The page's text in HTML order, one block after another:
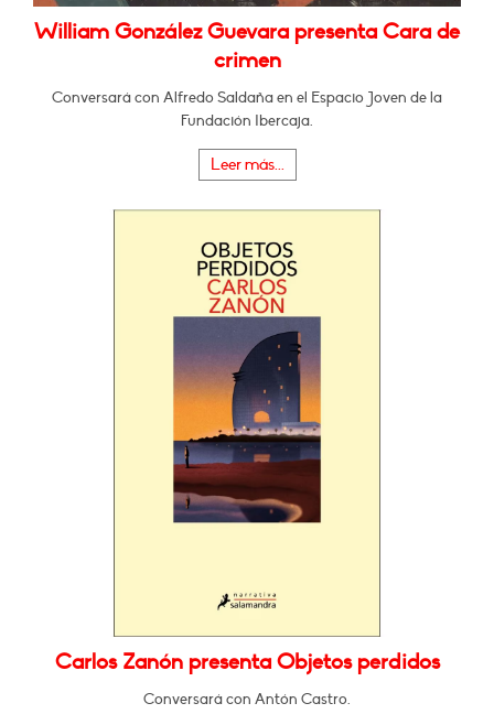
William González Guevara presenta Cara de
crimen
Conversará con Alfredo Saldaña en el Espacio Joven de la
Fundación Ibercaja.
Leer más...
Carlos Zanón presenta Objetos perdidos
Conversará con Antón Castro.